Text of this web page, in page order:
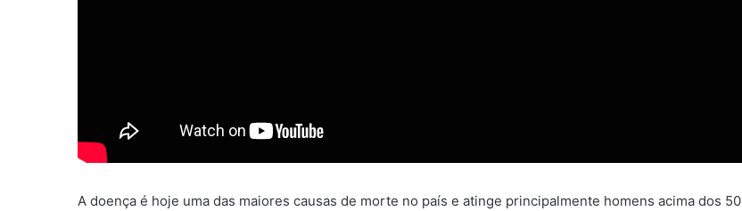
A doença é hoje uma das maiores causas de morte no país e atinge principalmente homens acima dos 50